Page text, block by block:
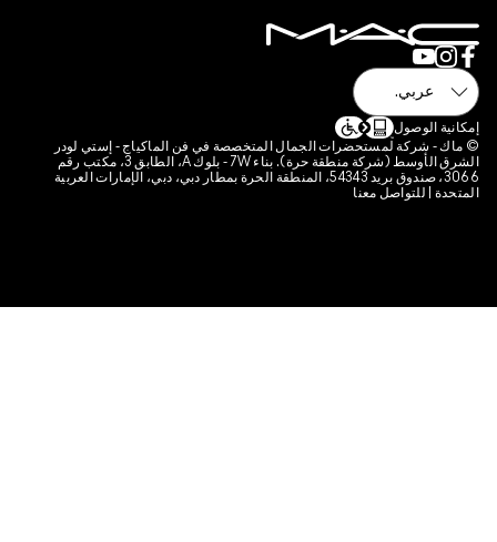
فن الماكياج - إستي لودر
الشرق الأوسط (شركة منطقة حرة). بناء 7W - بلوك A، الطابق 3، مكتب رقم
الحرة بمطار دبي، دبي، الإمارات العربية